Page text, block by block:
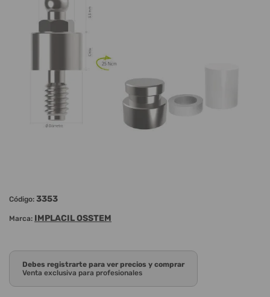
Código: 3353
Marca: IMPLACIL OSSTEM
Debes registrarte para ver precios y comprar
Venta exclusiva para profesionales